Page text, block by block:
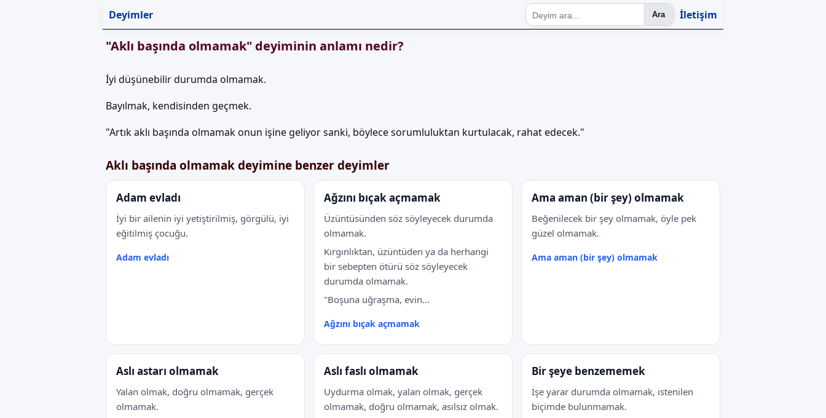
Deyimler Ara İletişim
"Aklı başında olmamak" deyiminin anlamı nedir?
İyi düşünebilir durumda olmamak.
Bayılmak, kendisinden geçmek.
"Artık aklı başında olmamak onun işine geliyor sanki, böylece sorumluluktan kurtulacak, rahat edecek."
Aklı başında olmamak deyimine benzer deyimler
Adam evladı
İyi bir ailenin iyi yetiştirilmiş, görgülü, iyi
eğitilmiş çocuğu.
Adam evladı
Ağzını bıçak açmamak
Üzüntüsünden söz söyleyecek durumda
olmamak.
Kırgınlıktan, üzüntüden ya da herhangi
bir sebepten ötürü söz söyleyecek
durumda olmamak.
"Boşuna uğraşma, evin...
Ağzını bıçak açmamak
Ama aman (bir şey) olmamak
Beğenilecek bir şey olmamak, öyle pek
güzel olmamak.
Ama aman (bir şey) olmamak
Aslı astarı olmamak
Yalan olmak, doğru olmamak, gerçek
olmamak.
Aslı faslı olmamak
Uydurma olmak, yalan olmak, gerçek
olmamak, doğru olmamak, asılsız olmak.
Bir şeye benzememek
İşe yarar durumda olmamak, istenilen
biçimde bulunmamak.